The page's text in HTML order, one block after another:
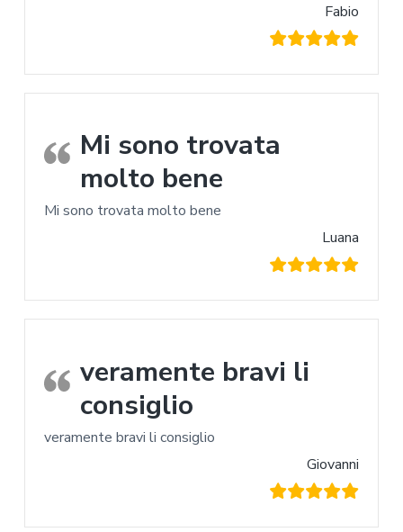
Fabio
Mi sono trovata
molto bene
Mi sono trovata molto bene
Luana
veramente bravi li
consiglio
veramente bravi li consiglio
Giovanni